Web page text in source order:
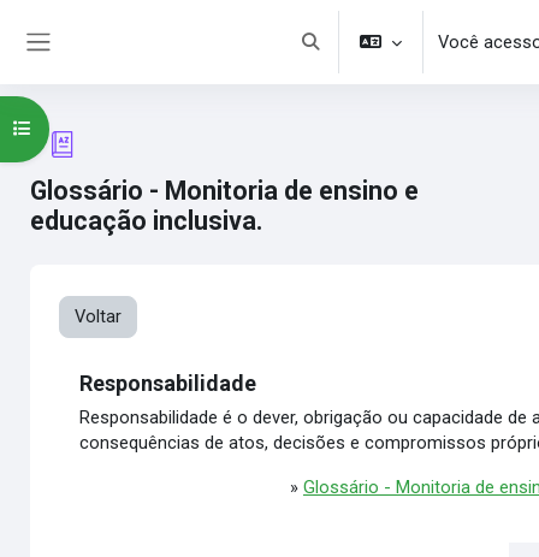
Alternar entrada de pesquisa
Você
Glossário - Monitoria de ensino e
educação inclusiva.
Abrir índice do curso
Voltar
Responsabilidade
Responsabilidade é o dever, obrigação ou capacidade de
consequências de atos, decisões e compromissos
» Glossário - Monitoria de